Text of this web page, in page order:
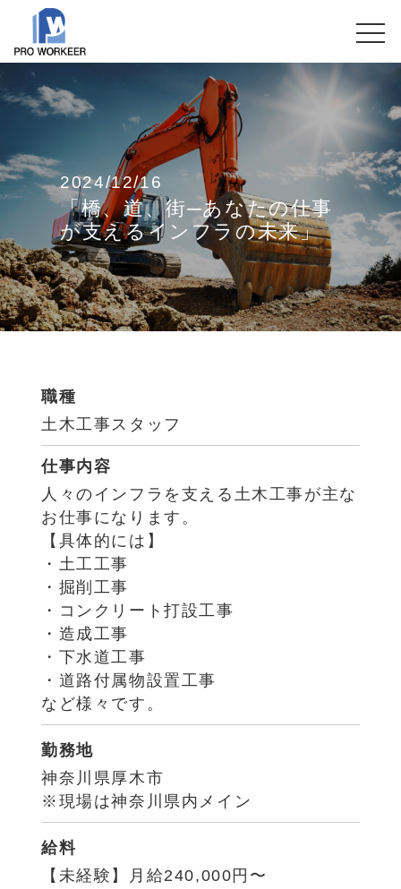
2024/12/16
「橋、道、街─あなたの仕事
が支えるインフラの未来」
職種
土木工事スタッフ
仕事内容
人々のインフラを支える土木工事が主な
お仕事になります。
【具体的には】
・土工工事
・掘削工事
・コンクリート打設工事
・造成工事
・下水道工事
・道路付属物設置工事
など様々です。
勤務地
神奈川県厚木市
※現場は神奈川県内メイン
給料
【未経験】月給240,000円〜